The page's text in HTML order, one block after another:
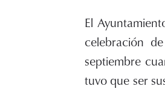
El
celebración
septiembre
tuvo que ser